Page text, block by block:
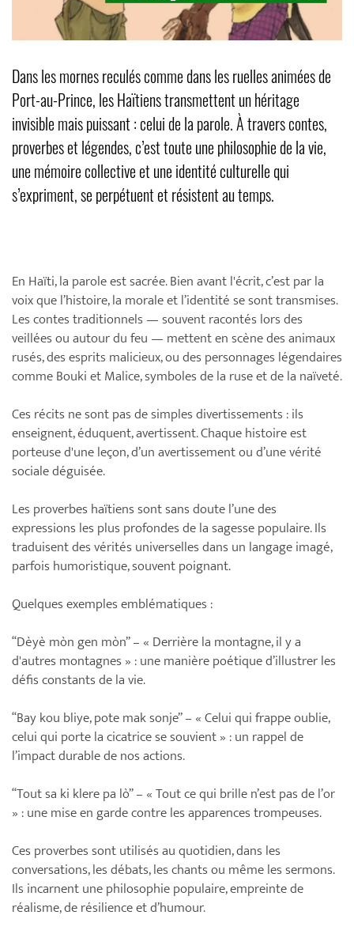
Dans les mornes reculés comme dans les ruelles animées de
Port-au-Prince, les Haïtiens transmettent un héritage
invisible mais puissant : celui de la parole. À travers contes,
proverbes et légendes, c’est toute une philosophie de la vie,
une mémoire collective et une identité culturelle qui
s’expriment, se perpétuent et résistent au temps.
En Haïti, la parole est sacrée. Bien avant l'écrit, c’est par la
voix que l’histoire, la morale et l’identité se sont transmises.
Les contes traditionnels — souvent racontés lors des
veillées ou autour du feu — mettent en scène des animaux
rusés, des esprits malicieux, ou des personnages légendaires
comme Bouki et Malice, symboles de la ruse et de la naïveté.
Ces récits ne sont pas de simples divertissements : ils
enseignent, éduquent, avertissent. Chaque histoire est
porteuse d'une leçon, d’un avertissement ou d’une vérité
sociale déguisée.
Les proverbes haïtiens sont sans doute l’une des
expressions les plus profondes de la sagesse populaire. Ils
traduisent des vérités universelles dans un langage imagé,
parfois humoristique, souvent poignant.
Quelques exemples emblématiques :
“Dèyè mòn gen mòn” – « Derrière la montagne, il y a
d'autres montagnes » : une manière poétique d’illustrer les
défis constants de la vie.
“Bay kou bliye, pote mak sonje” – « Celui qui frappe oublie,
celui qui porte la cicatrice se souvient » : un rappel de
l’impact durable de nos actions.
“Tout sa ki klere pa lò” – « Tout ce qui brille n’est pas de l’or
» : une mise en garde contre les apparences trompeuses.
Ces proverbes sont utilisés au quotidien, dans les
conversations, les débats, les chants ou même les sermons.
Ils incarnent une philosophie populaire, empreinte de
réalisme, de résilience et d’humour.